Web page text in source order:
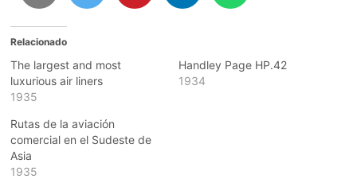
Relacionado
The largest and most
luxurious air liners
1935
Handley Page HP.42
1934
Rutas de la aviación
comercial en el Sudeste de
Asia
1935